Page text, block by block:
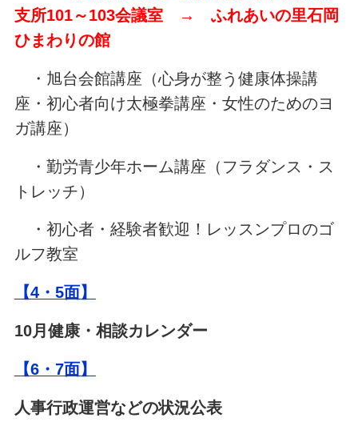
支所101～103会議室 → ふれあいの里石岡
ひまわりの館
・旭台会館講座（心身が整う健康体操講
座・初心者向け太極拳講座・女性のためのヨ
ガ講座）
・勤労青少年ホーム講座（フラダンス・ス
トレッチ）
・初心者・経験者歓迎！レッスンプロのゴ
ルフ教室
【4・5面】
10月健康・相談カレンダー
【6・7面】
人事行政運営などの状況公表